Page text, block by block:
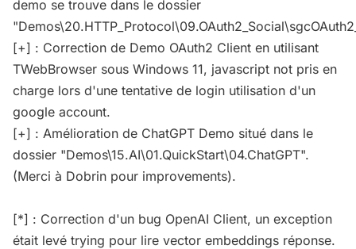
demo se trouve dans le dossier
[+] : Correction de Demo OAuth2 Client en utilisant
TWebBrowser sous Windows 11, javascript not pris en
charge lors d'une tentative de login utilisation d'un
google account.
[+] : Amélioration de ChatGPT Demo situé dans le
dossier "Demos\15.AI\01.QuickStart\04.ChatGPT".
(Merci à Dobrin pour improvements).
[*] : Correction d'un bug OpenAI Client, un exception
était levé trying pour lire vector embeddings réponse.